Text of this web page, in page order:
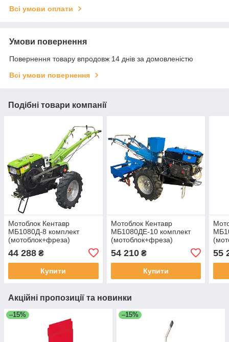
Всі умови оплати
Умови повернення
Повернення товару впродовж 14 днів за домовленістю
Всі умови повернення
Подібні товари компанії
Мотоблок Кентавр
МБ1080Д-8 комплект
(мотоблок+фреза)
44 288 ₴
Купити
Мотоблок Кентавр
МБ1080ДЕ-10 комплект
(мотоблок+фреза)
54 210₴
Купити
55
Акційні пропозиції та новинки
–15% –15%